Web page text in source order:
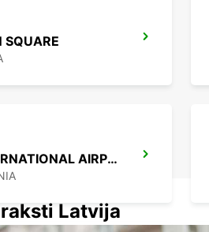
SQUARE
YEREVAN INTERNATIONAL AIRPORT
Latvija